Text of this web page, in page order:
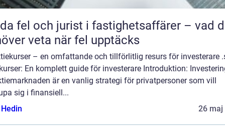
fel och jurist i fastighetsaffärer – vad
veta när fel upptäcks
– en omfattande och tillförlitlig resurs för investerare
En komplett guide för investerare Introduktion:
är en vanlig strategi för privatpersoner som vill
sig i finansiell...
26 maj